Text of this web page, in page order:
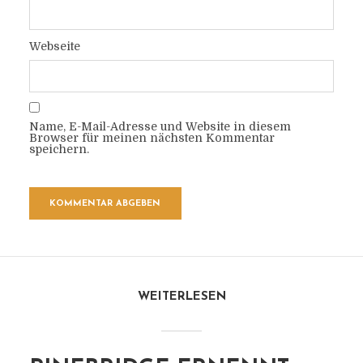
Webseite
Name, E-Mail-Adresse und Website in diesem
Browser für meinen nächsten Kommentar
speichern.
WEITERLESEN